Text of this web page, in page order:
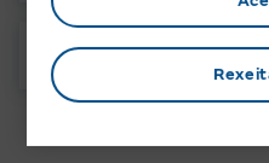
Punto de recarga